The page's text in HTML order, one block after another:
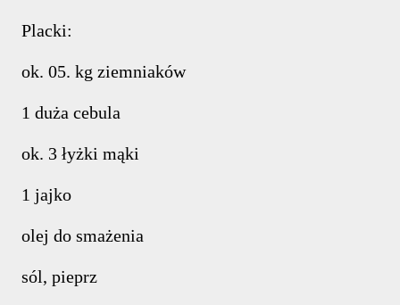
Placki:
ok. 05. kg ziemniaków
1 duża cebula
ok. 3 łyżki mąki
1 jajko
olej do smażenia
sól, pieprz